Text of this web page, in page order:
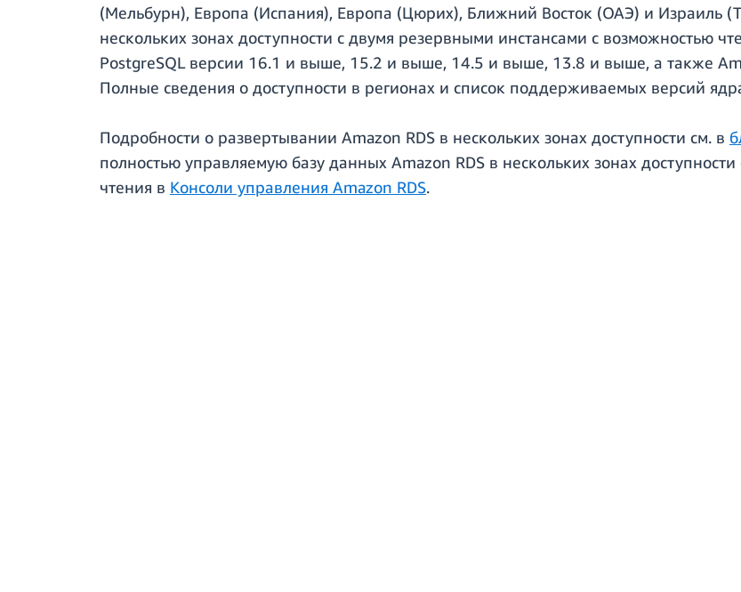
(Мельбурн), Европа (Испания), Европа (Цюрих), Ближний Восток (ОАЭ) и Израиль
нескольких зонах доступности с двумя резервными инстансами с возможностью
PostgreSQL версии 16.1 и выше, 15.2 и выше, 14.5 и выше, 13.8 и выше, а также
Полные сведения о доступности в регионах и список поддерживаемых версий
Подробности о развертывании Amazon RDS в нескольких зонах доступности см. в
полностью управляемую базу данных Amazon RDS в нескольких зонах
чтения в Консоли управления Amazon RDS.